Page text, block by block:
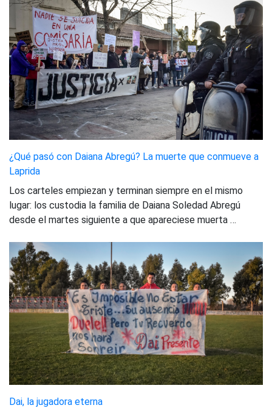
¿Qué pasó con Daiana Abregú? La muerte que conmueve a
Laprida
Los carteles empiezan y terminan siempre en el mismo
lugar: los custodia la familia de Daiana Soledad Abregú
desde el martes siguiente a que apareciese muerta …
Dai, la jugadora eterna